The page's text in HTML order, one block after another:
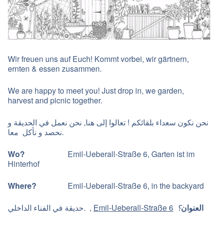
Wir freuen uns auf Euch! Kommt vorbei, wir gärtnern,
ernten & essen zusammen.
We are happy to meet you! Just drop in, we garden,
harvest and picnic together.
نحن نكون سعداء بلقائكم ! تعالوا إلى هنا, نحن نعمل في الحديقة و
نحصد و نأكل معا.
Wo? Emil-Ueberall-Straße 6, Garten ist im
Hinterhof
Where? Emil-Ueberall-Straße 6, in the backyard
حديقة في الفناء الداخلي. , Emil-Ueberall-Straße 6 العنوان؟